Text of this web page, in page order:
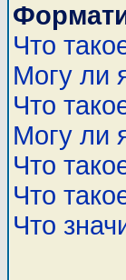
Что
Могу ли
Что
Могу ли
Что
Что
Что